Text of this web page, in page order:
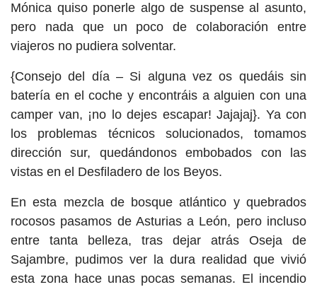
Mónica quiso ponerle algo de suspense al asunto,
pero nada que un poco de colaboración entre
viajeros no pudiera solventar.
{Consejo del día – Si alguna vez os quedáis sin
batería en el coche y encontráis a alguien con una
camper van, ¡no lo dejes escapar! Jajajaj}. Ya con
los problemas técnicos solucionados, tomamos
dirección sur, quedándonos embobados con las
vistas en el Desfiladero de los Beyos.
En esta mezcla de bosque atlántico y quebrados
rocosos pasamos de Asturias a León, pero incluso
entre tanta belleza, tras dejar atrás Oseja de
Sajambre, pudimos ver la dura realidad que vivió
esta zona hace unas pocas semanas. El incendio